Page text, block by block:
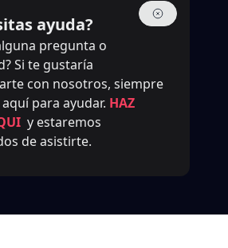
ayuda?
pregunta o
Si te gustaría
con nosotros, siempre
para ayudar. HAZ
y estaremos
de asistirte.